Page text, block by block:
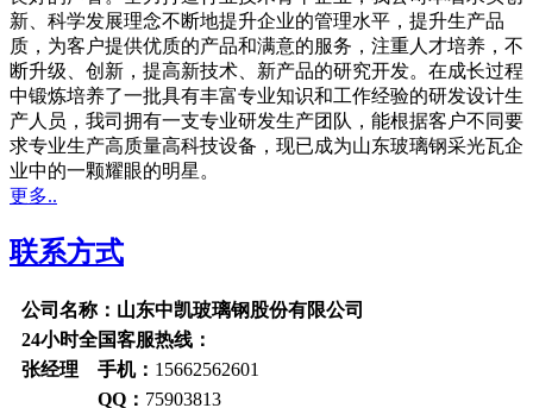
新、科学发展理念不断地提升企业的管理水平，提升生产品
质，为客户提供优质的产品和满意的服务，注重人才培养，不
断升级、创新，提高新技术、新产品的研究开发。在成长过程
中锻炼培养了一批具有丰富专业知识和工作经验的研发设计生
产人员，我司拥有一支专业研发生产团队，能根据客户不同要
求专业生产高质量高科技设备，现已成为山东玻璃钢采光瓦企
业中的一颗耀眼的明星。
更多..
联系方式
公司名称：山东中凯玻璃钢股份有限公司
24小时全国客服热线：
张经理 手机： 15662562601
QQ： 75903813